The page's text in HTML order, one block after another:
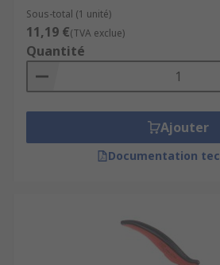
Sous-total (1 unité)
11,19 €(TVA exclue)
Quantité
Ajouter
Documentation